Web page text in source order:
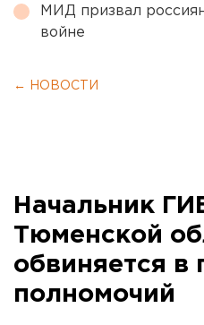
МИД призвал
войне
← НОВОСТИ
Начальник
Тюменской
обвиняется
полномочий